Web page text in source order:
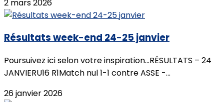
2 mars 2026
Résultats week-end 24-25 janvier
Poursuivez ici selon votre inspiration...RÉSULTATS – 24
JANVIERU16 R1Match nul 1-1 contre ASSE -...
26 janvier 2026